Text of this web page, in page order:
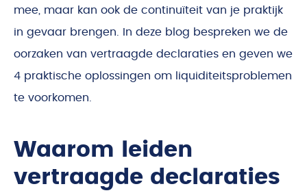
mee, maar kan ook de continuïteit van je praktijk
in gevaar brengen. In deze blog bespreken we de
oorzaken van vertraagde declaraties en geven we
4 praktische oplossingen om liquiditeitsproblemen
te voorkomen.
Waarom leiden
vertraagde declaraties